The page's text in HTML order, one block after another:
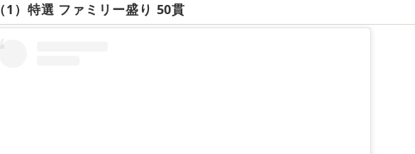
（1）特選 ファミリー盛り 50貫